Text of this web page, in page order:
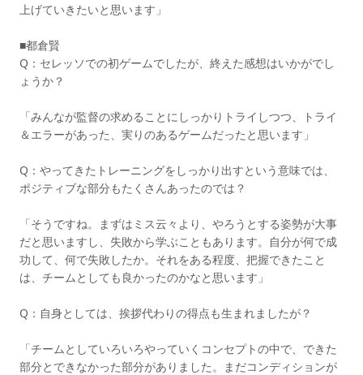
上げていきたいと思います」
■都倉賢
Q：セレッソでの初ゲームでしたが、終えた感想はいかがでし
ょうか？
「みんなが監督の求めることにしっかりトライしつつ、トライ
＆エラーがあった、実りのあるゲームだったと思います」
Q：やってきたトレーニングをしっかり出すという意味では、
ポジティブな部分もたくさんあったのでは？
「そうですね。まずはミス云々より、やろうとする姿勢が大事
だと思いますし、失敗から学ぶこともあります。自分が何で成
功して、何で失敗したか。それをある程度、把握できたこと
は、チームとしても良かったのかなと思います」
Q：自身としては、挨拶代わりの得点も生まれましたが？
「チームとしていろいろやっていくコンセプトの中で、できた
部分とできなかった部分がありました。まだコンディションが